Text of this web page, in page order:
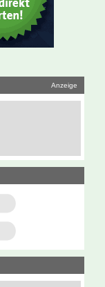
Anzeige